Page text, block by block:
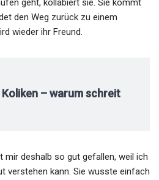
geht, kollabiert sie. Sie kommt
den Weg zurück zu einem
wieder ihr Freund.
– warum schreit
mir deshalb so gut gefallen, weil ich
verstehen kann. Sie wusste einfach